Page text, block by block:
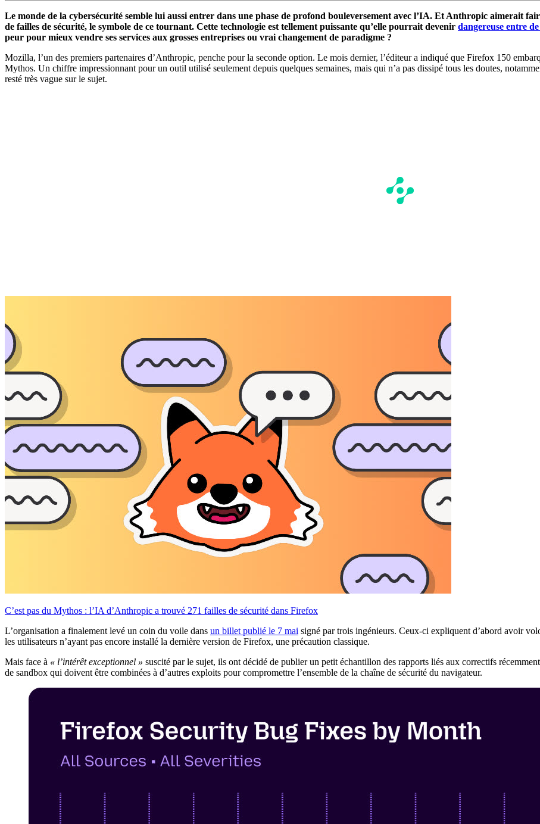
Le monde de la cybersécurité semble lui aussi entrer dans une phase de profond bouleversement avec l’IA. Et Anthropic aimerait
de failles de sécurité, le symbole de ce tournant. Cette technologie est tellement puissante qu’elle pourrait devenir dangereuse entre
peur pour mieux vendre ses services aux grosses entreprises ou vrai changement de paradigme ?
Mozilla, l’un des premiers partenaires d’Anthropic, penche pour la seconde option. Le mois dernier, l’éditeur a indiqué que Firefox 150
Mythos. Un chiffre impressionnant pour un outil utilisé seulement depuis quelques semaines, mais qui n’a pas dissipé tous les doutes,
resté très vague sur le sujet.
C’est pas du Mythos : l’IA d’Anthropic a trouvé 271 failles de sécurité dans Firefox
L’organisation a finalement levé un coin du voile dans un billet publié le 7 mai signé par trois ingénieurs. Ceux-ci expliquent d’abord avoir
les utilisateurs n’ayant pas encore installé la dernière version de Firefox, une précaution classique.
Mais face à « l’intérêt exceptionnel » suscité par le sujet, ils ont décidé de publier un petit échantillon des rapports liés aux correctifs
de sandbox qui doivent être combinées à d’autres exploits pour compromettre l’ensemble de la chaîne de sécurité du navigateur.